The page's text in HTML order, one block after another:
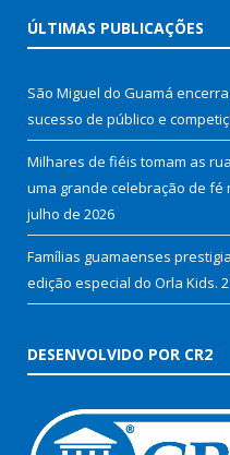
ÚLTIMAS PUBLICAÇÕES
São Miguel do Guamá
sucesso de público e
Milhares de fiéis tomam as
uma grande celebração de fé
julho de 2026
Famílias guamaenses
edição especial do Orla Kids.
DESENVOLVIDO POR CR2